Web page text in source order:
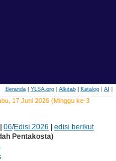
Beranda| YLSA.org| Alkitab| Katalog| AI
17 Juni 2026 (Minggu ke-3
|06/Edisi 2026 |edisi berikut
Pentakosta)